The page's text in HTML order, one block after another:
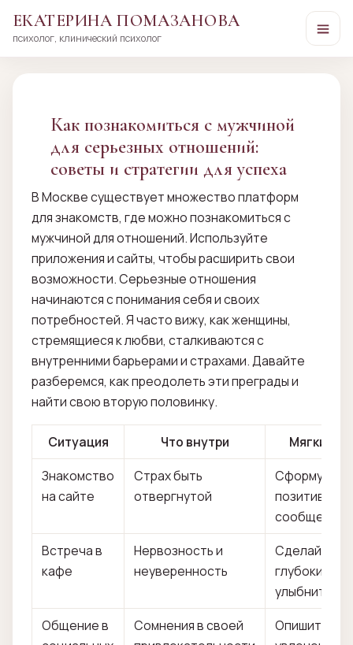
ЕКАТЕРИНА ПОМАЗАНОВА
психолог, клинический психолог
Как познакомиться с мужчиной
для серьезных отношений:
советы и стратегии для успеха
В Москве существует множество платформ
для знакомств, где можно познакомиться с
мужчиной для отношений. Используйте
приложения и сайты, чтобы расширить свои
возможности. Серьезные отношения
начинаются с понимания себя и своих
потребностей. Я часто вижу, как женщины,
стремящиеся к любви, сталкиваются с
внутренними барьерами и страхами. Давайте
разберемся, как преодолеть эти преграды и
найти свою вторую половинку.
Ситуация Что внутри
Мягкий
Знакомство
на сайте
Страх быть
отвергнутой
позитивное
сообщение
Встреча в
кафе
Нервозность и
неуверенность
Сделайте
глубокий
улыбнитесь
Общение в
Сомнения в своей
Опишите